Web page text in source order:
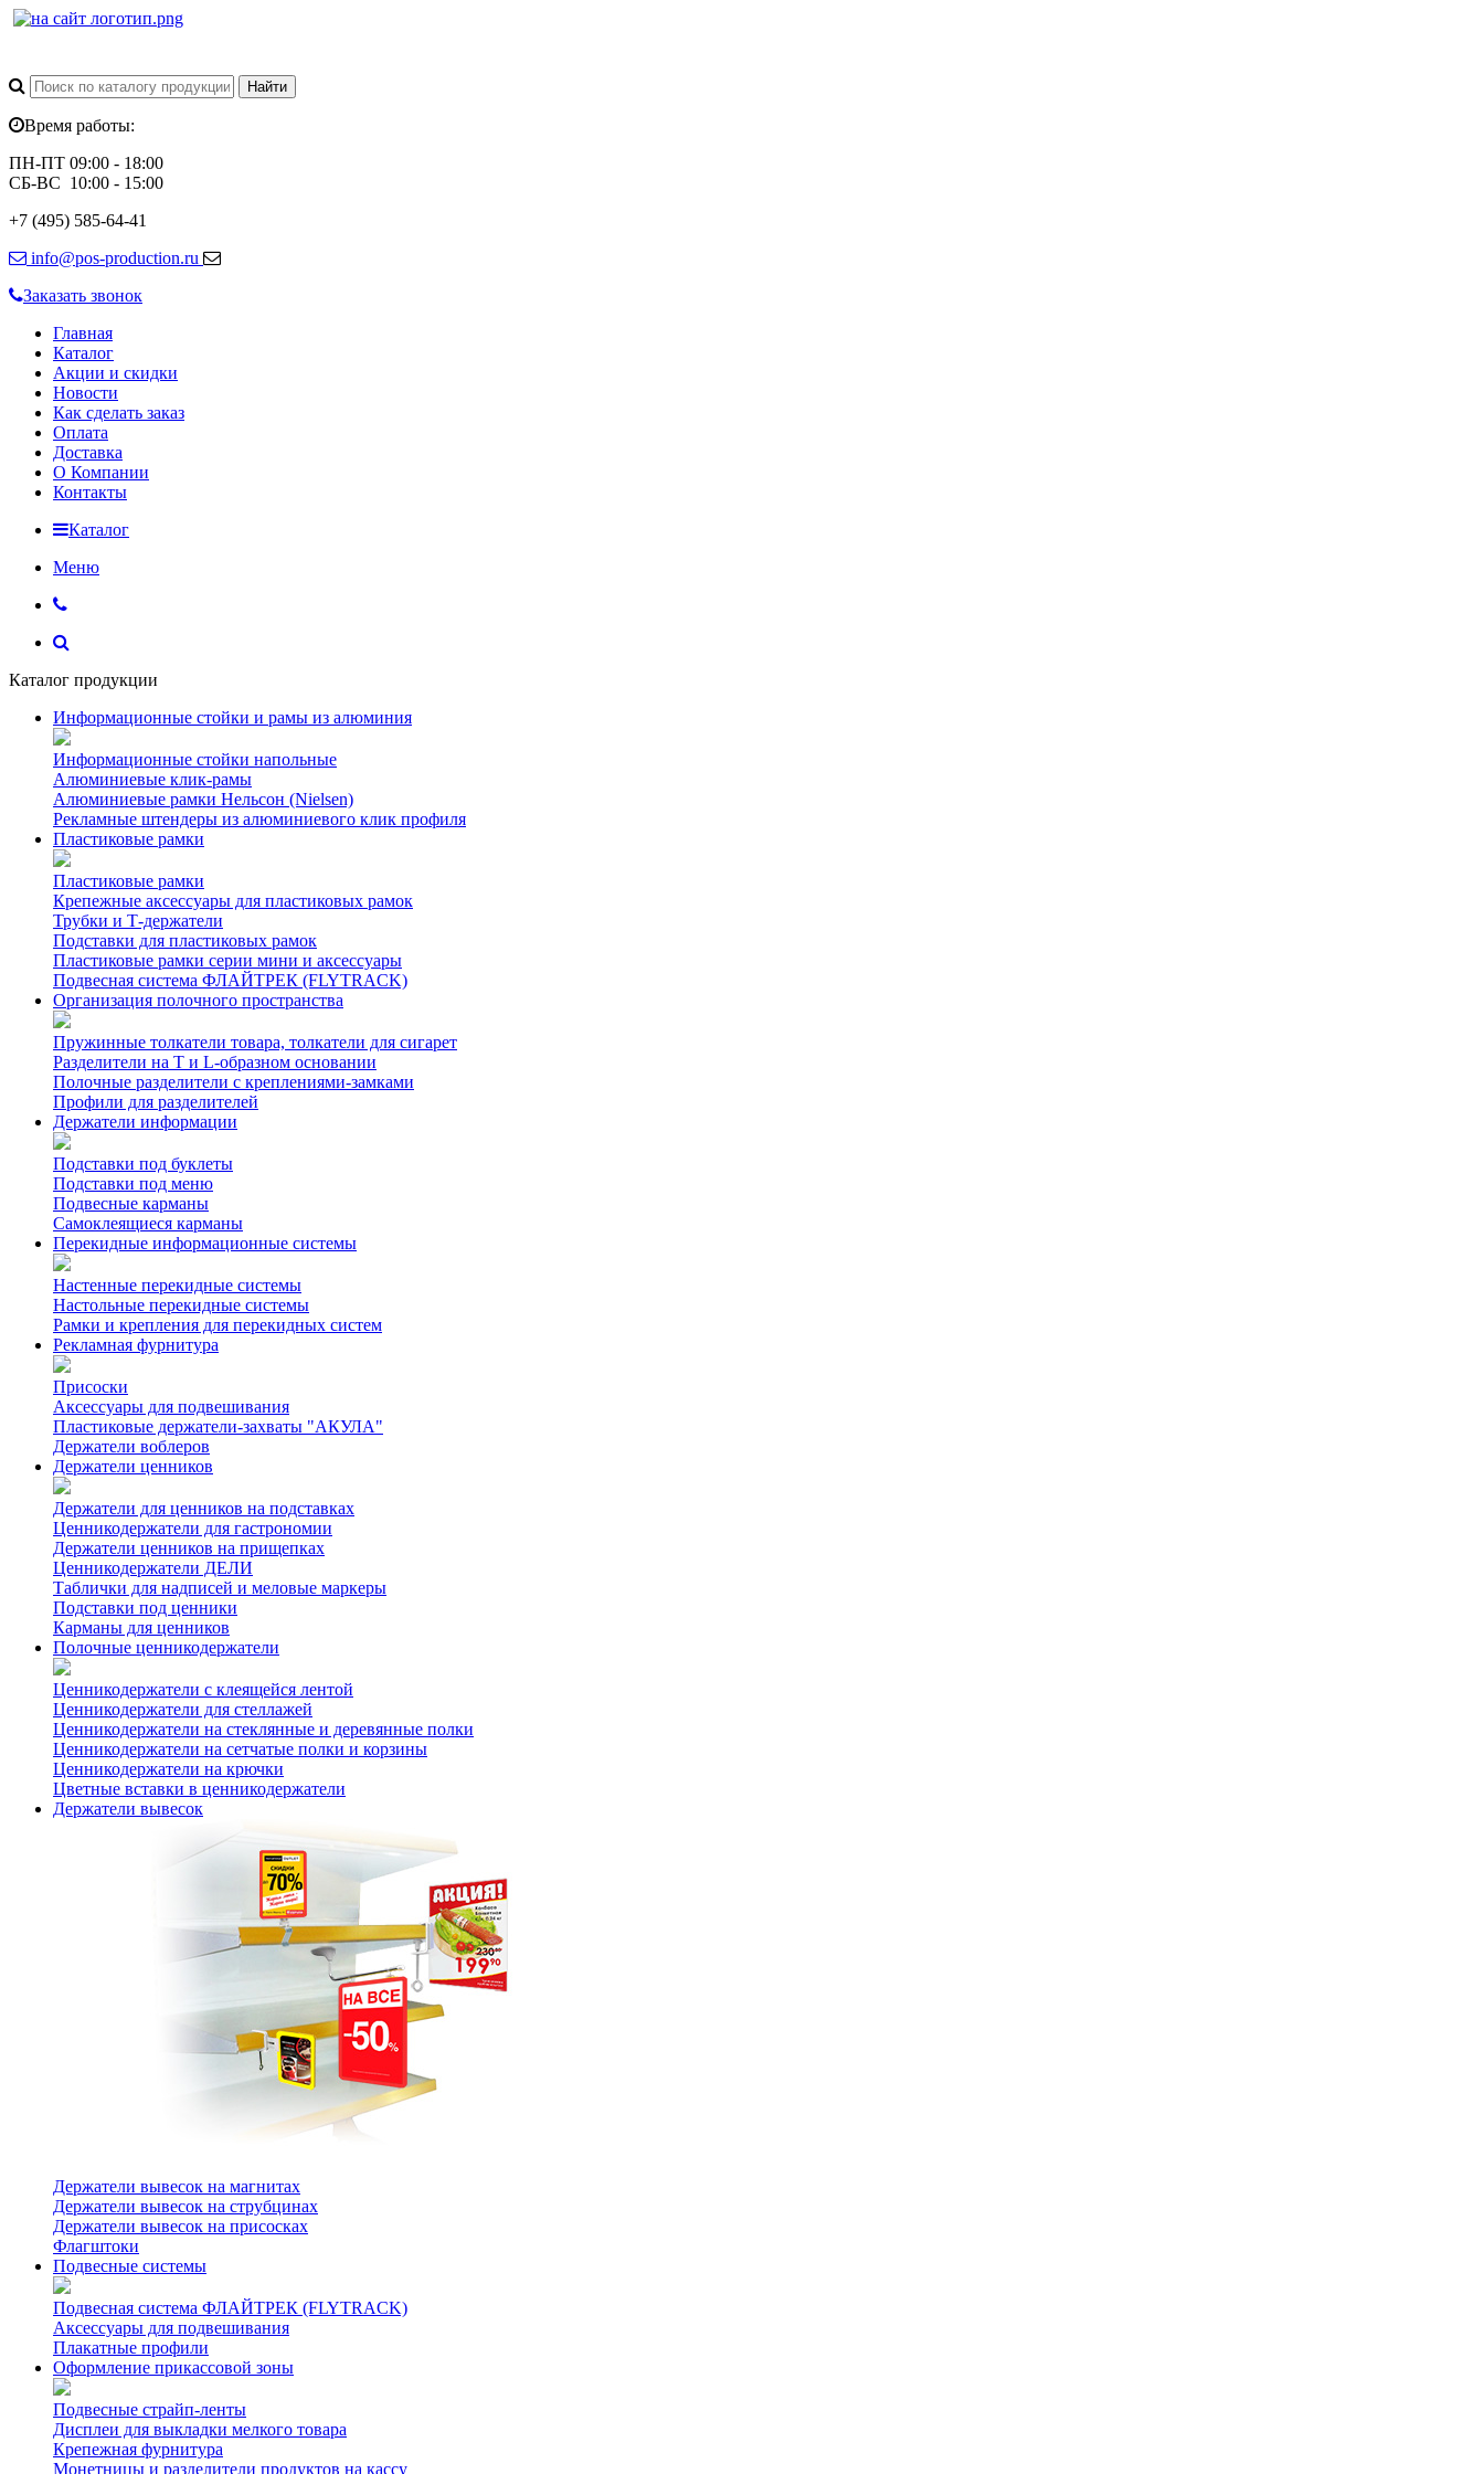
Время работы:
ПН-ПТ 09:00 - 18:00
СБ-ВС 10:00 - 15:00
+7 (495) 585-64-41
info@pos-production.ru
Заказать звонок
Главная
Каталог
Акции и скидки
Новости
Как сделать заказ
Оплата
Доставка
О Компании
Контакты
Каталог
Меню
Каталог продукции
Информационные стойки и рамы из алюминия
Информационные стойки напольные
Алюминиевые клик-рамы
Алюминиевые рамки Нельсон (Nielsen)
Рекламные штендеры из алюминиевого клик профиля
Пластиковые рамки
Пластиковые рамки
Крепежные аксессуары для пластиковых рамок
Трубки и Т-держатели
Подставки для пластиковых рамок
Пластиковые рамки серии мини и аксессуары
Подвесная система ФЛАЙТРЕК (FLYTRACK)
Организация полочного пространства
Пружинные толкатели товара, толкатели для сигарет
Разделители на Т и L-образном основании
Полочные разделители с креплениями-замками
Профили для разделителей
Держатели информации
Подставки под буклеты
Подставки под меню
Подвесные карманы
Самоклеящиеся карманы
Перекидные информационные системы
Настенные перекидные системы
Настольные перекидные системы
Рамки и крепления для перекидных систем
Рекламная фурнитура
Присоски
Аксессуары для подвешивания
Пластиковые держатели-захваты "АКУЛА"
Держатели воблеров
Держатели ценников
Держатели для ценников на подставках
Ценникодержатели для гастрономии
Держатели ценников на прищепках
Ценникодержатели ДЕЛИ
Таблички для надписей и меловые маркеры
Подставки под ценники
Карманы для ценников
Полочные ценникодержатели
Ценникодержатели с клеящейся лентой
Ценникодержатели для стеллажей
Ценникодержатели на стеклянные и деревянные полки
Ценникодержатели на сетчатые полки и корзины
Ценникодержатели на крючки
Цветные вставки в ценникодержатели
Держатели вывесок
Держатели вывесок на магнитах
Держатели вывесок на струбцинах
Держатели вывесок на присосках
Флагштоки
Подвесные системы
Подвесная система ФЛАЙТРЕК (FLYTRACK)
Аксессуары для подвешивания
Плакатные профили
Оформление прикассовой зоны
Подвесные страйп-ленты
Дисплеи для выкладки мелкого товара
Крепежная фурнитура
Монетницы и разделители продуктов на кассу